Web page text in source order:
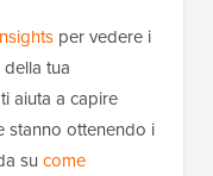
per vedere i
tua
aiuta a capire
stanno ottenendo i
su come